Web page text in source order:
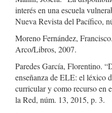
interés en una escuela
Nueva Revista del Pacífico,
Moreno Fernández,
Arco/Libros, 2007.
Paredes García, Florentino.
enseñanza de ELE: el léxico
curricular y como recurso en
la Red, núm. 13, 2015, p. 3.